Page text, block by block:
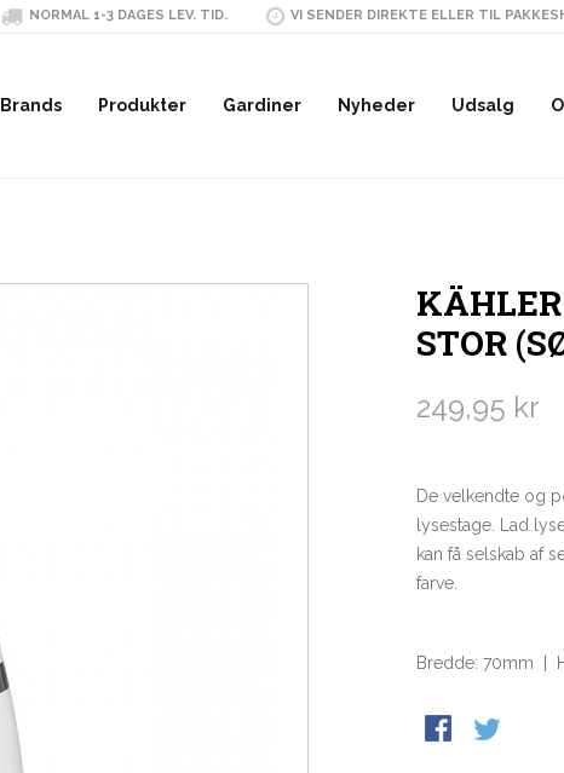
NORMAL 1-3 DAGES LEV. TID. VI SENDER DIREKTE ELLER TIL
Brands Produkter Gardiner Nyheder Udsalg
STOR
249,95 kr
De velkendte og
lysestage. Lad
kan få selskab af
farve.
Bredde: 70mm |